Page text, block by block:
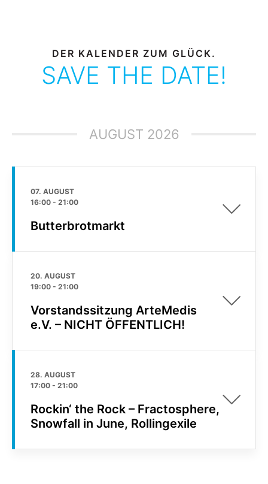
DER KALENDER ZUM GLÜCK.
SAVE THE DATE!
AUGUST 2026
07. AUGUST
16:00 - 21:00
Butterbrotmarkt
20. AUGUST
19:00 - 21:00
Vorstandssitzung ArteMedis
e.V. – NICHT ÖFFENTLICH!
28. AUGUST
17:00 - 21:00
Rockin‘ the Rock – Fractosphere,
Snowfall in June, Rollingexile